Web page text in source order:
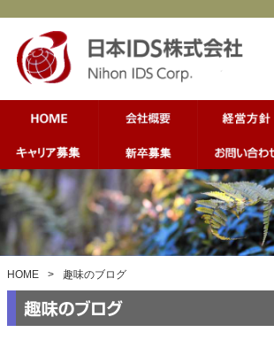
HOME > 趣味のブログ